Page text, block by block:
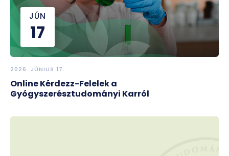
JÚN
17
2026. JÚNIUS 17.
Online Kérdezz-Felelek a
Gyógyszerésztudományi Karról